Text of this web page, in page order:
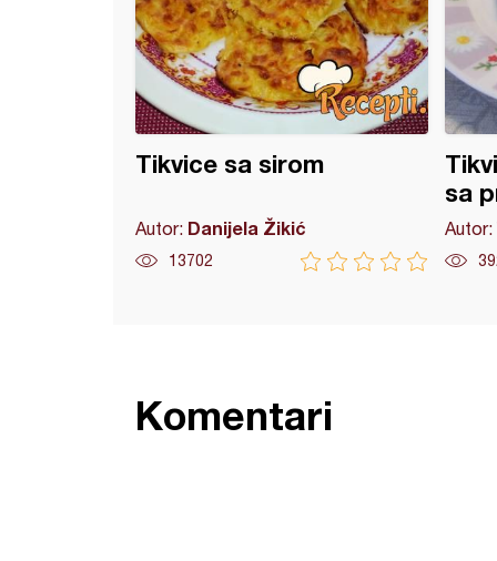
Tikvice sa sirom
Autor: Danijela Žikić
13702
sa
Autor:
Komentari